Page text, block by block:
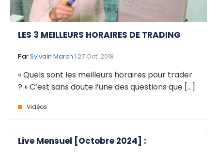
LES 3 MEILLEURS HORAIRES DE TRADING
ParSylvain March | 27 Oct. 2018
« Quels sont les meilleurs horaires pour trader
? » C’est sans doute l’une des questions que [...]
Vidéos
Live Mensuel [Octobre 2024] :